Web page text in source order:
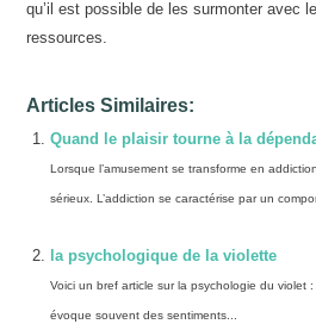
qu’il est possible de les surmonter avec
ressources.
Articles Similaires:
Quand le plaisir tourne à la
Lorsque l’amusement se transforme en
sérieux. L’addiction se caractérise par un
la psychologique de la violette
Voici un bref article sur la psychologie du violet
évoque souvent des sentiments...